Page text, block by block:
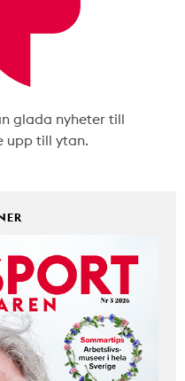
glada nyheter till
upp till ytan.